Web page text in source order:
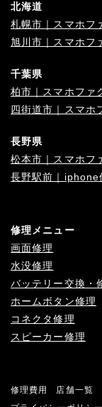
北海道
札幌市｜スマホフ
旭川市｜スマホフ
千葉県
柏市｜スマホファ
四街道市｜スマホ
長野県
松本市｜スマホフ
長野駅前｜
修理メニュー
画面修理
水没修理
バッテリー交換・
ホームボタン修理
コネクタ修理
スピーカー修理
修理費用 店舗一覧